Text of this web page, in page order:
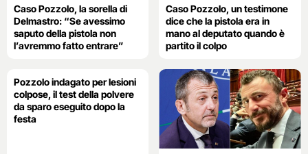
Caso Pozzolo, la sorella di
Delmastro: “Se avessimo
saputo della pistola non
l’avremmo fatto entrare”
Caso Pozzolo, un testimone
dice che la pistola era in
mano al deputato quando è
partito il colpo
Pozzolo indagato per lesioni
colpose, il test della polvere
da sparo eseguito dopo la
festa